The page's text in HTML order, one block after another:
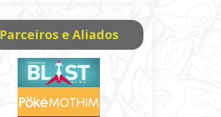
Parceiros e Aliados